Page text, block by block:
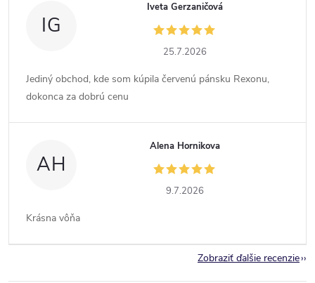
IG
Iveta Gerzaničová
25.7.2026
Jediný obchod, kde som kúpila červenú pánsku Rexonu,
dokonca za dobrú cenu
AH
Alena Hornikova
9.7.2026
Krásna vôňa
Zobraziť ďalšie recenzie